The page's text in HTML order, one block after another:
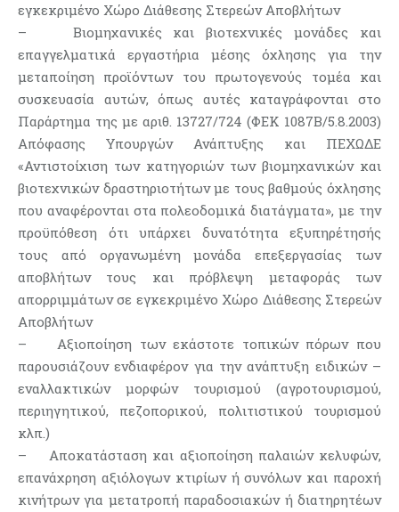
εγκεκριμένο Χώρο Διάθεσης Στερεών Αποβλήτων
– Βιομηχανικές και βιοτεχνικές μονάδες και
επαγγελματικά εργαστήρια μέσης όχλησης για την
μεταποίηση προϊόντων του πρωτογενούς τομέα και
συσκευασία αυτών, όπως αυτές καταγράφονται στο
Παράρτημα της με αριθ. 13727/724 (ΦΕΚ 1087Β/5.8.2003)
Απόφασης Υπουργών Ανάπτυξης και ΠΕΧΩΔΕ
«Αντιστοίχιση των κατηγοριών των βιομηχανικών και
βιοτεχνικών δραστηριοτήτων με τους βαθμούς όχλησης
που αναφέρονται στα πολεοδομικά διατάγματα», με την
προϋπόθεση ότι υπάρχει δυνατότητα εξυπηρέτησής
τους από οργανωμένη μονάδα επεξεργασίας των
αποβλήτων τους και πρόβλεψη μεταφοράς των
απορριμμάτων σε εγκεκριμένο Χώρο Διάθεσης Στερεών
Αποβλήτων
– Αξιοποίηση των εκάστοτε τοπικών πόρων που
παρουσιάζουν ενδιαφέρον για την ανάπτυξη ειδικών –
εναλλακτικών μορφών τουρισμού (αγροτουρισμού,
περιηγητικού, πεζοπορικού, πολιτιστικού τουρισμού
κλπ.)
– Αποκατάσταση και αξιοποίηση παλαιών κελυφών,
επανάχρηση αξιόλογων κτιρίων ή συνόλων και παροχή
κινήτρων για μετατροπή παραδοσιακών ή διατηρητέων